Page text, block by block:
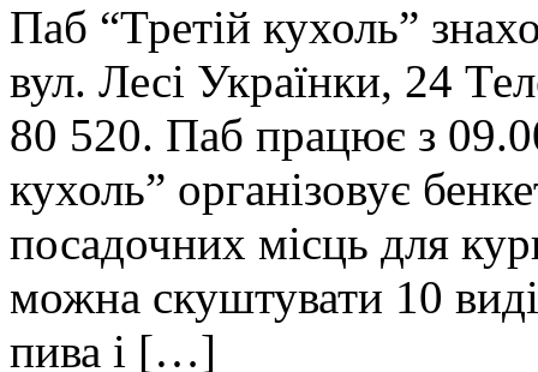
Паб “Третій кухоль”
вул. Лесі Українки, 24
80 520. Паб працює з
кухоль” організовує
посадочних місць для
можна скуштувати 10
пива і […]